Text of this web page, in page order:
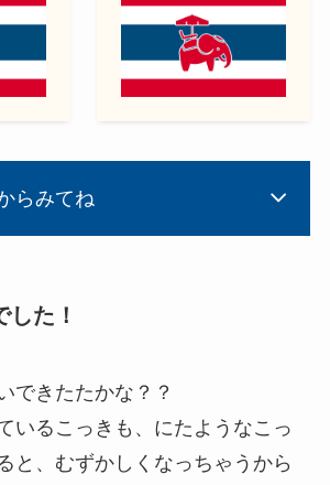
らみてね
た！
できたたかな？？
いるこっきも、にたようなこっ
と、むずかしくなっちゃうから